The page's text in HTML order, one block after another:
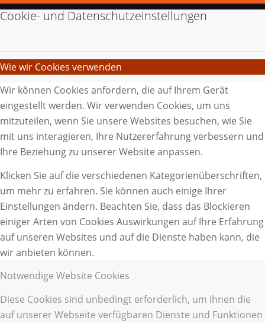
Cookie- und Datenschutzeinstellungen
Wie wir Cookies verwenden
Wir können Cookies anfordern, die auf Ihrem Gerät
eingestellt werden. Wir verwenden Cookies, um uns
mitzuteilen, wenn Sie unsere Websites besuchen, wie Sie
mit uns interagieren, Ihre Nutzererfahrung verbessern und
Ihre Beziehung zu unserer Website anpassen.
Klicken Sie auf die verschiedenen Kategorienüberschriften,
um mehr zu erfahren. Sie können auch einige Ihrer
Einstellungen ändern. Beachten Sie, dass das Blockieren
einiger Arten von Cookies Auswirkungen auf Ihre Erfahrung
auf unseren Websites und auf die Dienste haben kann, die
wir anbieten können.
Notwendige Website Cookies
Diese Cookies sind unbedingt erforderlich, um Ihnen die
auf unserer Webseite verfügbaren Dienste und Funktionen